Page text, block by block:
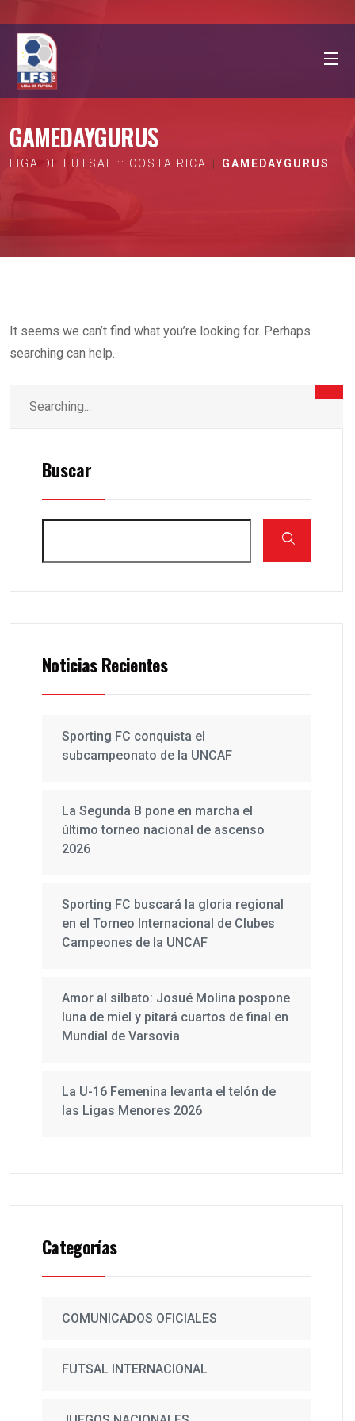
GAMEDAYGURUS
LIGA DE FUTSAL :: COSTA RICA GAMEDAYGURUS
It seems we can’t find what you’re looking for. Perhaps
searching can help.
Buscar
Noticias Recientes
Sporting FC conquista el
subcampeonato de la UNCAF
La Segunda B pone en marcha el
último torneo nacional de ascenso
2026
Sporting FC buscará la gloria regional
en el Torneo Internacional de Clubes
Campeones de la UNCAF
Amor al silbato: Josué Molina pospone
luna de miel y pitará cuartos de final en
Mundial de Varsovia
La U-16 Femenina levanta el telón de
las Ligas Menores 2026
Categorías
COMUNICADOS OFICIALES
FUTSAL INTERNACIONAL